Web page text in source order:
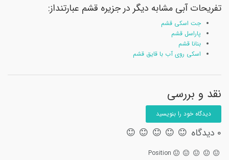
تفریحات آبی مشابه دیگر در جزیره قشم عبارتنداز:
جت اسکی قشم
پاراسل قشم
بنانا قشم
اسکی روی آب با قایق قشم
نقد و بررسی
دیدگاه خود را بنویسید
0 دیدگاه
Position